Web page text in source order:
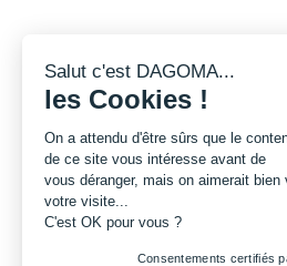
Salut c'est DAGOMA...
les Cookies !
On a attendu d'être sûrs que le
de ce site vous intéresse avant de
vous déranger, mais on aimerait
votre visite...
C'est OK pour vous ?
Consentements certifiés